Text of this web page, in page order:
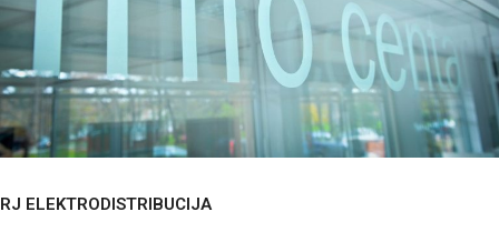
RJ ELEKTRODISTRIBUCIJA